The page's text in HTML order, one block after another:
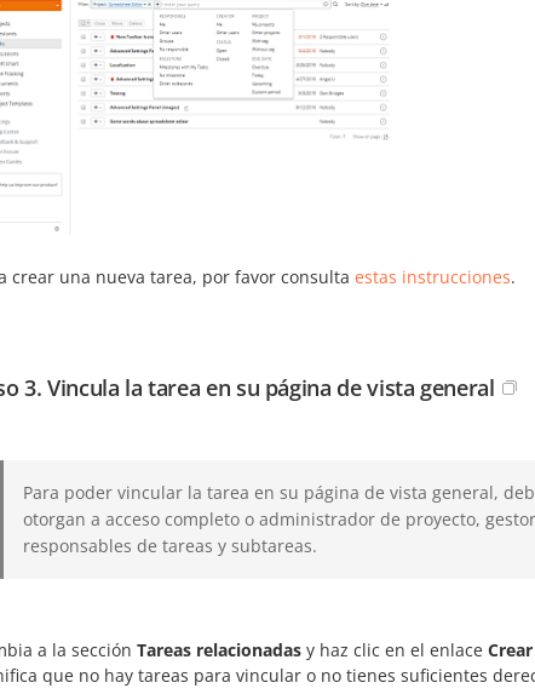
crear una nueva tarea, por favor consulta estas instrucciones.
3. Vincula la tarea en su página de vista general
Para poder vincular la tarea en su página de vista general,
otorgan a acceso completo o administrador de proyecto,
responsables de tareas y subtareas.
a la sección Tareas relacionadas y haz clic en el enlace
que no hay tareas para vincular o no tienes suficientes